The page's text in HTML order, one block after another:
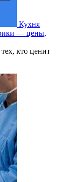
Кухня
— цены,
кто ценит